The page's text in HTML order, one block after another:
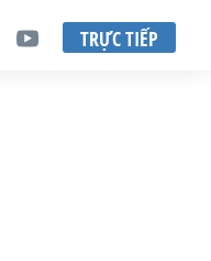
TRỰC TIẾP